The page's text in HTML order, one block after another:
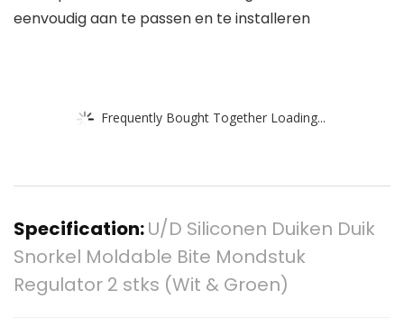
eenvoudig aan te passen en te installeren
Frequently Bought Together Loading...
Specification:U/D Siliconen Duiken Duik
Snorkel Moldable Bite Mondstuk
Regulator 2 stks (Wit & Groen)